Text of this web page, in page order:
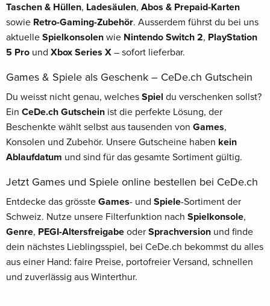
Taschen & Hüllen, Ladesäulen, Abos & Prepaid-Karten
sowie Retro-Gaming-Zubehör. Ausserdem führst du bei uns
aktuelle Spielkonsolen wie Nintendo Switch 2, PlayStation
5 Pro und Xbox Series X – sofort lieferbar.
Games & Spiele als Geschenk – CeDe.ch Gutschein
Du weisst nicht genau, welches Spiel du verschenken sollst?
Ein CeDe.ch Gutschein ist die perfekte Lösung, der
Beschenkte wählt selbst aus tausenden von Games,
Konsolen und Zubehör. Unsere Gutscheine haben kein
Ablaufdatum und sind für das gesamte Sortiment gültig.
Jetzt Games und Spiele online bestellen bei CeDe.ch
Entdecke das grösste Games- und Spiele-Sortiment der
Schweiz. Nutze unsere Filterfunktion nach Spielkonsole,
Genre, PEGI-Altersfreigabe oder Sprachversion und finde
dein nächstes Lieblingsspiel, bei CeDe.ch bekommst du alles
aus einer Hand: faire Preise, portofreier Versand, schnellen
und zuverlässig aus Winterthur.